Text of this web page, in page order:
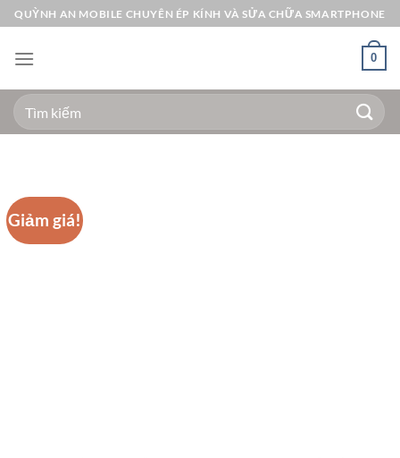
Bỏ
qua
nội
QUỲNH AN MOBILE CHUYÊN ÉP KÍNH VÀ SỬA CHỮA SMARTPHONE
0
Tìm
kiếm:
Giảm giá!